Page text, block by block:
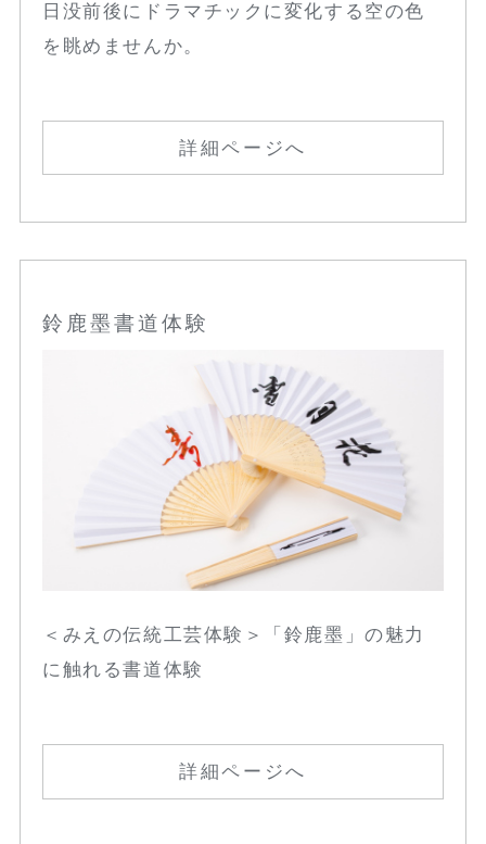
日没前後にドラマチックに変化する空の色
を眺めませんか。
詳細ページへ
鈴鹿墨書道体験
＜みえの伝統工芸体験＞「鈴鹿墨」の魅力
に触れる書道体験
詳細ページへ